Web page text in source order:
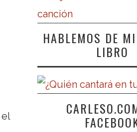
HABLEMOS DE
LIBRO